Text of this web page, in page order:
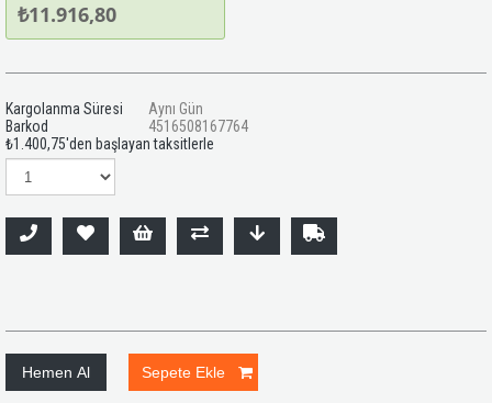
₺11.916,80
Kargolanma Süresi
Aynı Gün
Barkod
4516508167764
₺1.400,75'den başlayan taksitlerle